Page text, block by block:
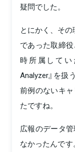
疑問でした。
とにかく、そ
であった取締
時所属してい
Analyzer』を扱
前例のないキ
たですね。
広報のデータ
なかったんです